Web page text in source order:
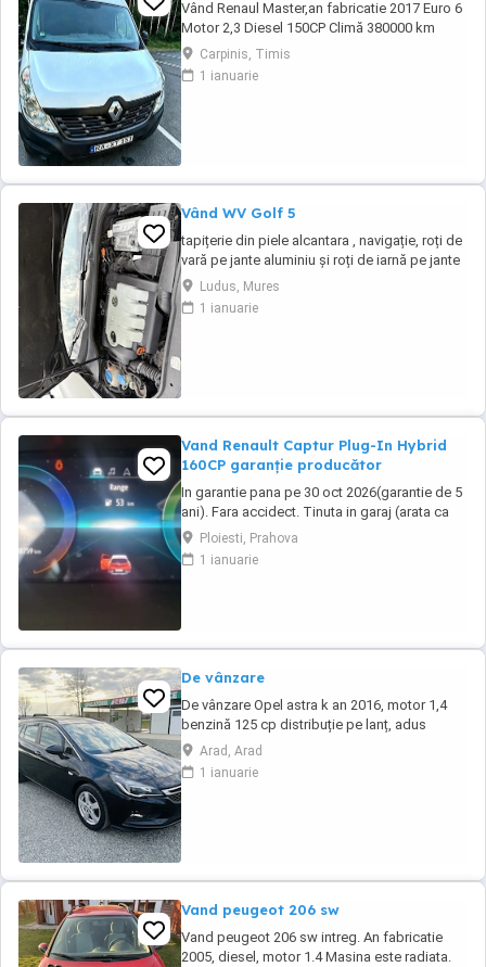
Vând Renaul Master,an fabricatie 2017 Euro 6
Motor 2,3 Diesel 150CP Climă 380000 km
Mașina este în perfectă stare de funcționare
.Preț 7600 Tel.
Carpinis, Timis
1 ianuarie
Vând WV Golf 5
tapițerie din piele alcantara , navigație, roți de
vară pe jante aluminiu și roți de iarnă pe jante
tablă, navigație, geamuri fumurii spate .
Ludus, Mures
1 ianuarie
Vand Renault Captur Plug-In Hybrid
160CP garanție producător
In garantie pana pe 30 oct 2026(garantie de 5
ani). Fara accidect. Tinuta in garaj (arata ca
noua, nu are zgarieturi). Folosita doar la
naveta(30km zilnic). Nu are urme de uzura,
placutele si discurile nu sunt deloc uzate
Ploiesti, Prahova
1 ianuarie
De vânzare
De vânzare Opel astra k an 2016, motor 1,4
benzină 125 cp distribuție pe lanț, adus
recent din Germania, stare bună din toate
punctele de vedere, nu necesită investiții,
foarte multe dotări, faruri cu led și xenon,
Arad, Arad
1 ianuarie
Vand peugeot 206 sw
Vand peugeot 206 sw intreg. An fabricatie
2005, diesel, motor 1.4 Masina este radiata.